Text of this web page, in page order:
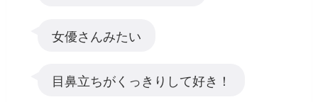
女優さんみたい
目鼻立ちがくっきりして好き！